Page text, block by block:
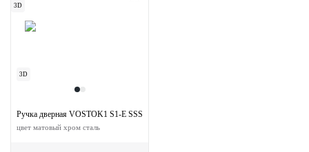
3D
3D
Ручка дверная VOSTOK1 S1-E SSS на квадратной розетке
цвет матовый хром сталь